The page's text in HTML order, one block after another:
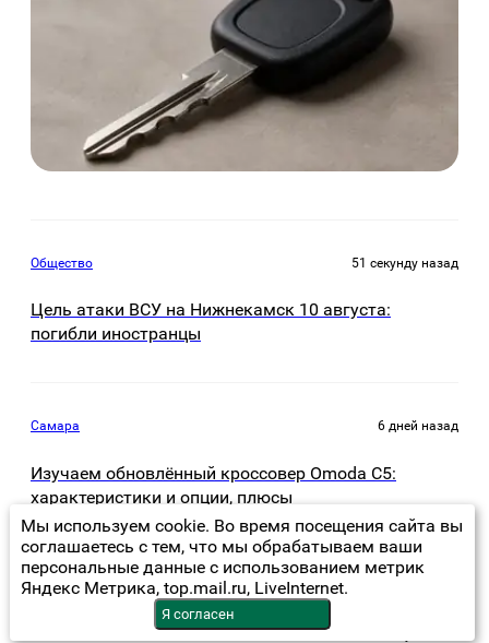
Общество 51 секунду назад
Цель атаки ВСУ на Нижнекамск 10 августа:
погибли иностранцы
Самара 6 дней назад
Изучаем обновлённый кроссовер Omoda C5:
характеристики и опции, плюсы
Мы используем cookie. Во время посещения сайта вы
соглашаетесь с тем, что мы обрабатываем ваши
персональные данные с использованием метрик
Яндекс Метрика, top.mail.ru, LiveInternet.
Я согласен